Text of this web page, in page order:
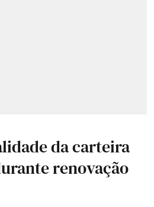
da carteira
renovação